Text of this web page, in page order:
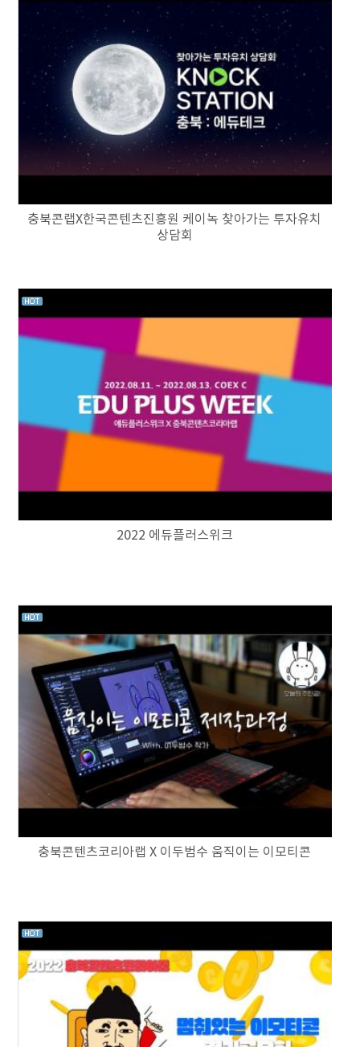
충북콘랩X한국콘텐츠진흥원 케이녹 찾아가는 투자유치
상담회
2022 에듀플러스위크
충북콘텐츠코리아랩 X 이두범수 움직이는 이모티콘